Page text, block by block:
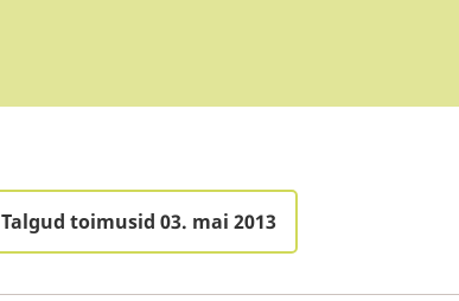
Talgud toimusid 03. mai 2013